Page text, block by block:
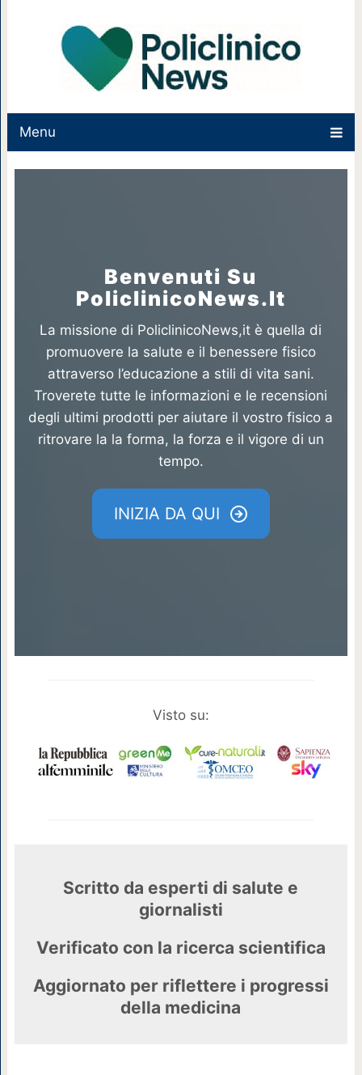
Menu
Benvenuti Su
PoliclinicoNews.it
La missione di PoliclinicoNews,it è quella di
promuovere la salute e il benessere fisico
attraverso l’educazione a stili di vita sani.
Troverete tutte le informazioni e le recensioni
degli ultimi prodotti per aiutare il vostro fisico a
ritrovare la la forma, la forza e il vigore di un
tempo.
INIZIA DA QUI
Visto su:
Scritto da esperti di salute e
giornalisti
Verificato con la ricerca scientifica
Aggiornato per riflettere i progressi
della medicina